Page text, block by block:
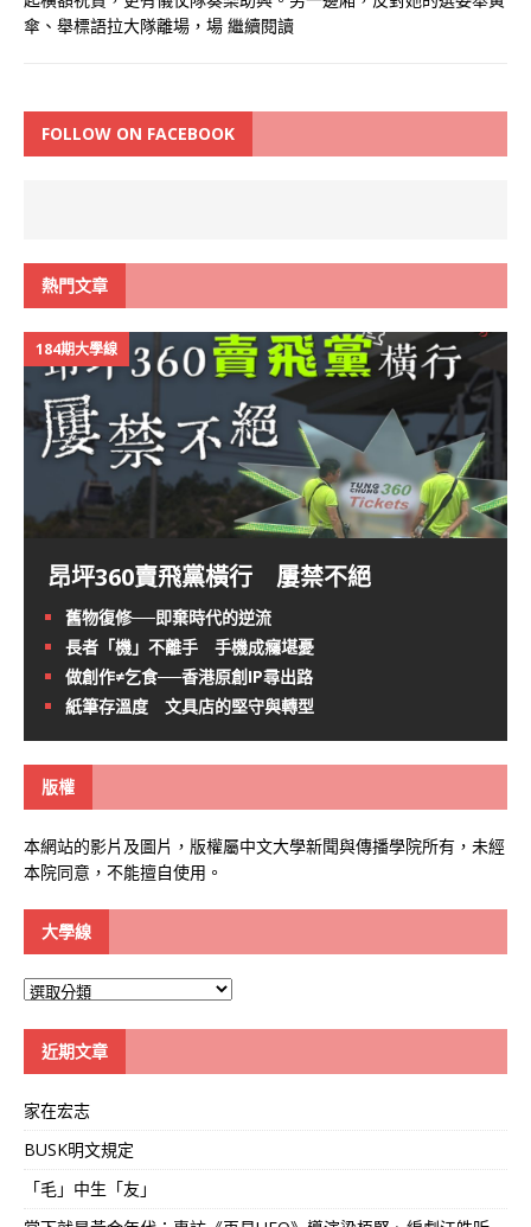
傘、舉標語拉大隊離場，場 繼續閱讀
FOLLOW ON FACEBOOK
熱門文章
184期大學線
昂坪360賣飛黨橫行 屢禁不絕
舊物復修──即棄時代的逆流
長者「機」不離手 手機成癮堪憂
做創作≠乞食──香港原創IP尋出路
紙筆存溫度 文具店的堅守與轉型
版權
本網站的影片及圖片，版權屬中文大學新聞與傳播學院所有，未經
本院同意，不能擅自使用。
大學線
大
近期文章
家在宏志
BUSK明文規定
「毛」中生「友」